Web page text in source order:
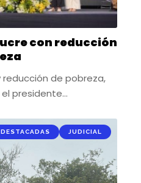
con reducción
de pobreza,
presidente…
DESTACADAS JUDICIAL